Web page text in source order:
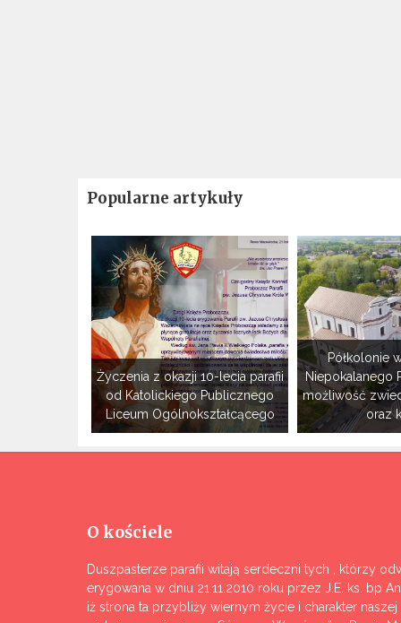
Popularne artykuły
Życzenia z okazji 10-lecia parafii
od Katolickiego Publicznego
Liceum Ogólnokształcącego
Półkolonie
Niepokalanego
możliwość
oraz
O kościele
Duszpasterze parafii witają serdeczni tych , którzy
erygowana w dniu 21.11.2010 roku przez J.E. ks. bp
iż strona ta przybliży wiernym życie i charakter